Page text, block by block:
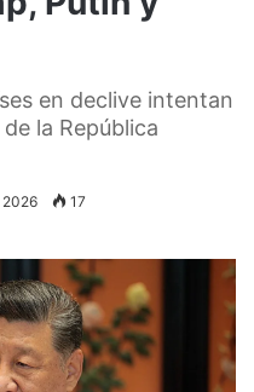
en declive intentan
la República
2026 17